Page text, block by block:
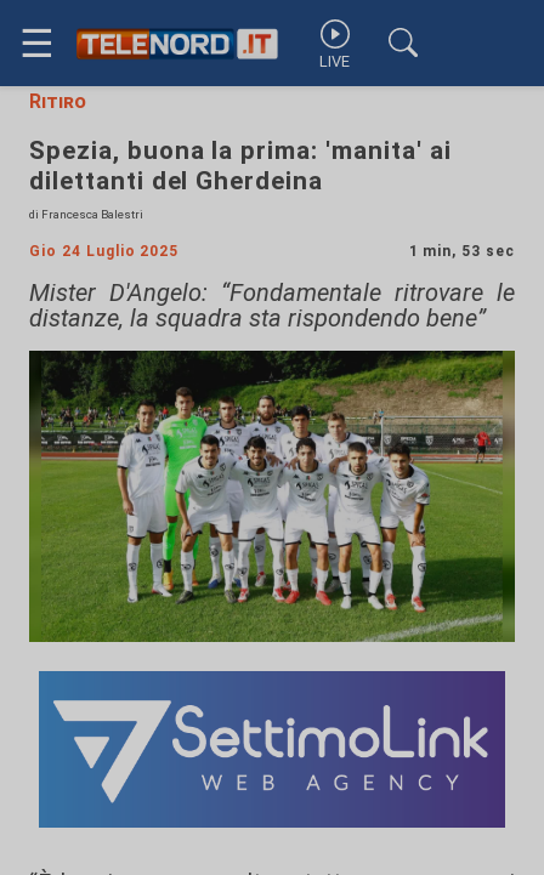
☰ LIVE
Ritiro
Spezia, buona la prima: 'manita' ai
dilettanti del Gherdeina
di Francesca Balestri
Gio 24 Luglio 2025 1 min, 53 sec
Mister D'Angelo: “Fondamentale ritrovare le
distanze, la squadra sta rispondendo bene”